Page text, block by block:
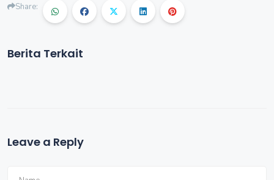
Share:
Berita Terkait
Leave a Reply